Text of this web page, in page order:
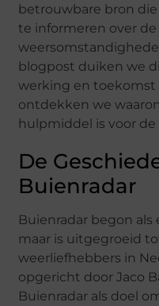
betrouwbare bron
te informeren over de
blogpost duiken we
werking en toekomst
ontdekken we
hulpmiddel is voor
De
Buienradar
Buienradar begon
maar is uitgegroeid
weerliefhebbers in
opgericht door Jaco
Buienradar als doel